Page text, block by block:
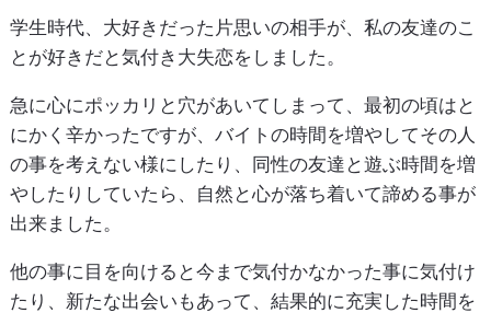
学生時代、大好きだった片思いの相手が、私の友達のこ
とが好きだと気付き大失恋をしました。
急に心にポッカリと穴があいてしまって、最初の頃はと
にかく辛かったですが、バイトの時間を増やしてその人
の事を考えない様にしたり、同性の友達と遊ぶ時間を増
やしたりしていたら、自然と心が落ち着いて諦める事が
出来ました。
他の事に目を向けると今まで気付かなかった事に気付け
たり、新たな出会いもあって、結果的に充実した時間を